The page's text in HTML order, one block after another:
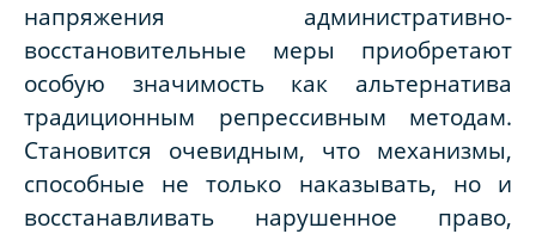
напряжения административно-
восстановительные меры приобретают
особую значимость как альтернатива
традиционным репрессивным методам.
Становится очевидным, что механизмы,
способные не только наказывать, но и
восстанавливать нарушенное право,